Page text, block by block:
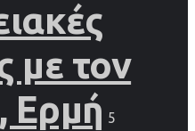
με τον
Ερμή 5